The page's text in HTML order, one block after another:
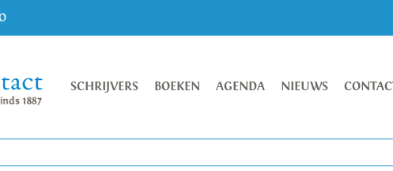
SCHRIJVERS BOEKEN AGENDA NIEUWS